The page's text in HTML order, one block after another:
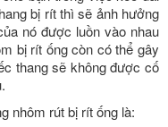
bị rít thì sẽ ảnh hưởng
nó được luồn vào nhau
bị rít ống còn có thể gây
thang sẽ không được cố
nhôm rút bị rít ống là: